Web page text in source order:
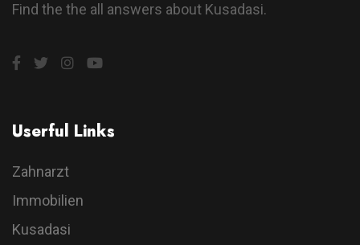
Find the the all answers about Kusadasi.
Userful Links
Zahnarzt
Immobilien
Kusadasi